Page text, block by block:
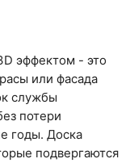
эффектом - это
или фасада
службы
потери
годы. Доска
подвергаются